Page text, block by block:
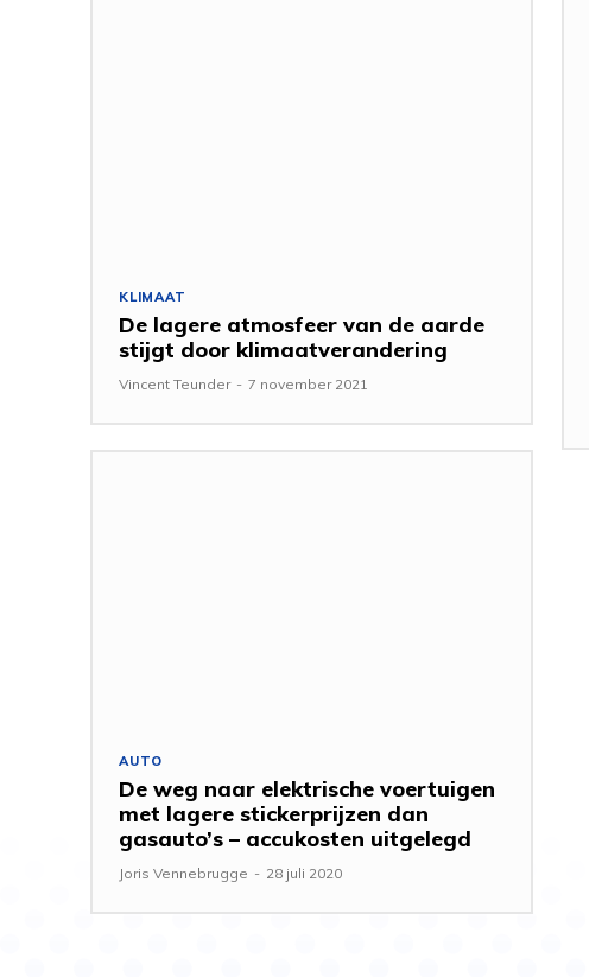
KLIMAAT
De lagere atmosfeer van de aarde
stijgt door klimaatverandering
Vincent Teunder - 7 november 2021
AUTO
De weg naar elektrische voertuigen
met lagere stickerprijzen dan
gasauto’s – accukosten uitgelegd
Joris Vennebrugge - 28 juli 2020